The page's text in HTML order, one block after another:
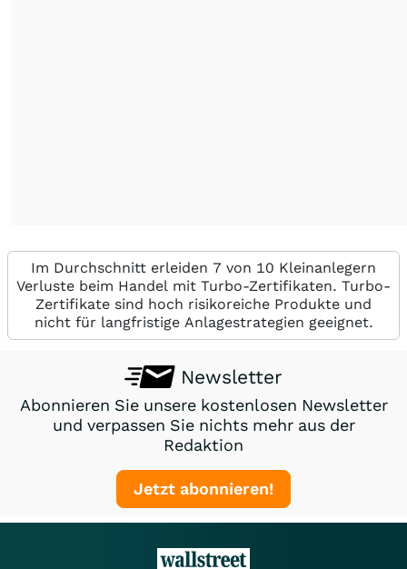
Im Durchschnitt erleiden 7 von 10 Kleinanlegern
Verluste beim Handel mit Turbo-Zertifikaten. Turbo-
Zertifikate sind hoch risikoreiche Produkte und
nicht für langfristige Anlagestrategien geeignet.
Newsletter
Abonnieren Sie unsere kostenlosen Newsletter
und verpassen Sie nichts mehr aus der
Redaktion
Jetzt abonnieren!